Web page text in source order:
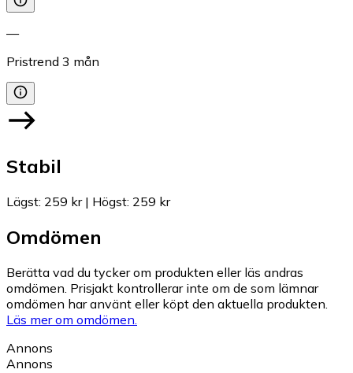
—
Pristrend 3 mån
Stabil
Lägst: 259 kr| Högst: 259 kr
Omdömen
Berätta vad du tycker om produkten eller läs andras
omdömen. Prisjakt kontrollerar inte om de som lämnar
omdömen har använt eller köpt den aktuella produkten.
Läs mer om omdömen.
Annons
Annons